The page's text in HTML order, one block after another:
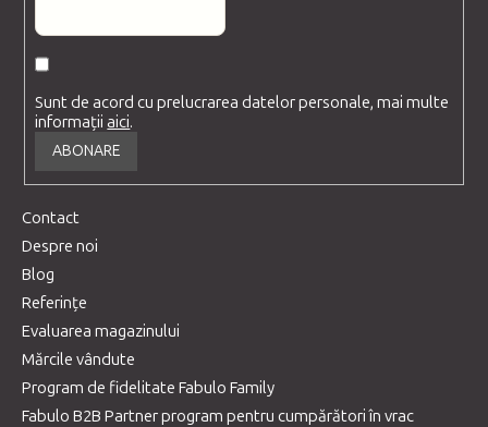
Sunt de acord cu prelucrarea datelor personale, mai multe
informațiiaici.
ABONARE
Contact
Despre noi
Blog
Referințe
Evaluarea magazinului
Mărcile vândute
Program de fidelitate Fabulo Family
Fabulo B2B Partner program pentru cumpărători în vrac